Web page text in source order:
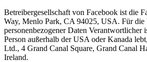
Betreibergesellschaft von Facebook ist die
Way, Menlo Park, CA 94025, USA. Für die
personenbezogener Daten Verantwortlicher
Person außerhalb der USA oder Kanada
Ltd., 4 Grand Canal Square, Grand Canal
Ireland.